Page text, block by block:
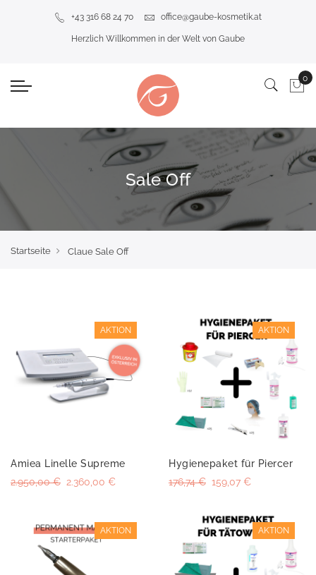
+43 316 68 24 70 office@gaube-kosmetik.at
Herzlich Willkommen in der Welt von Gaube
Sale Off
Startseite Claue Sale Off
AKTION
Amiea Linelle Supreme
2.360,00 €
2.950,00 €
AKTION
Hygienepaket für Piercer
159,07 €
176,74 €
AKTION AKTION